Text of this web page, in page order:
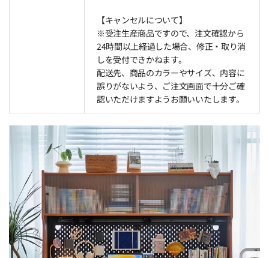
【キャンセルについて】
※受注生産商品ですので、注文確認から
24時間以上経過した場合、修正・取り消
しを受付できかねます。
配送先、商品のカラーやサイズ、内容に
誤りがないよう、ご注文画面で十分ご確
認いただけますようお願いいたします。